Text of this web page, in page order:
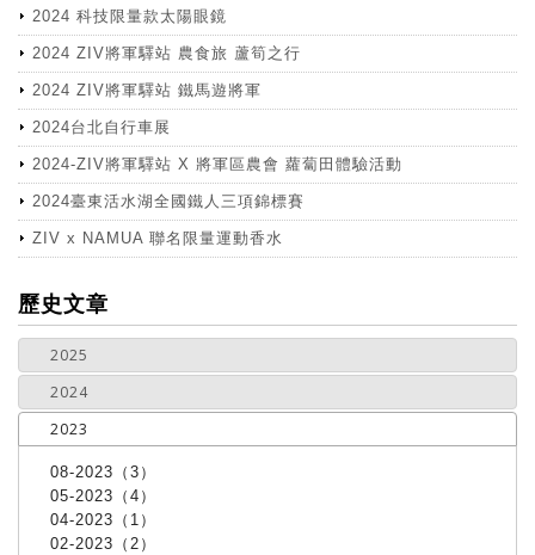
2024 科技限量款太陽眼鏡
2024 ZIV將軍驛站 農食旅 蘆筍之行
2024 ZIV將軍驛站 鐵馬遊將軍
2024台北自行車展
2024-ZIV將軍驛站 X 將軍區農會 蘿蔔田體驗活動
2024臺東活水湖全國鐵人三項錦標賽
ZIV x NAMUA 聯名限量運動香水
more
歷史文章
2025
2024
2023
08-2023（3）
05-2023（4）
04-2023（1）
02-2023（2）